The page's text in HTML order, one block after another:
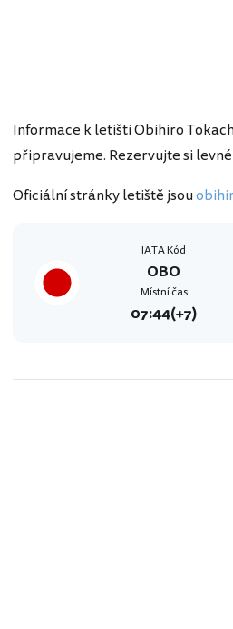
Informace k letišti Obihiro
připravujeme. Rezervujte si
Oficiální stránky letiště jsou
IATA Kód
OBO
Místní čas
07:44(+7)